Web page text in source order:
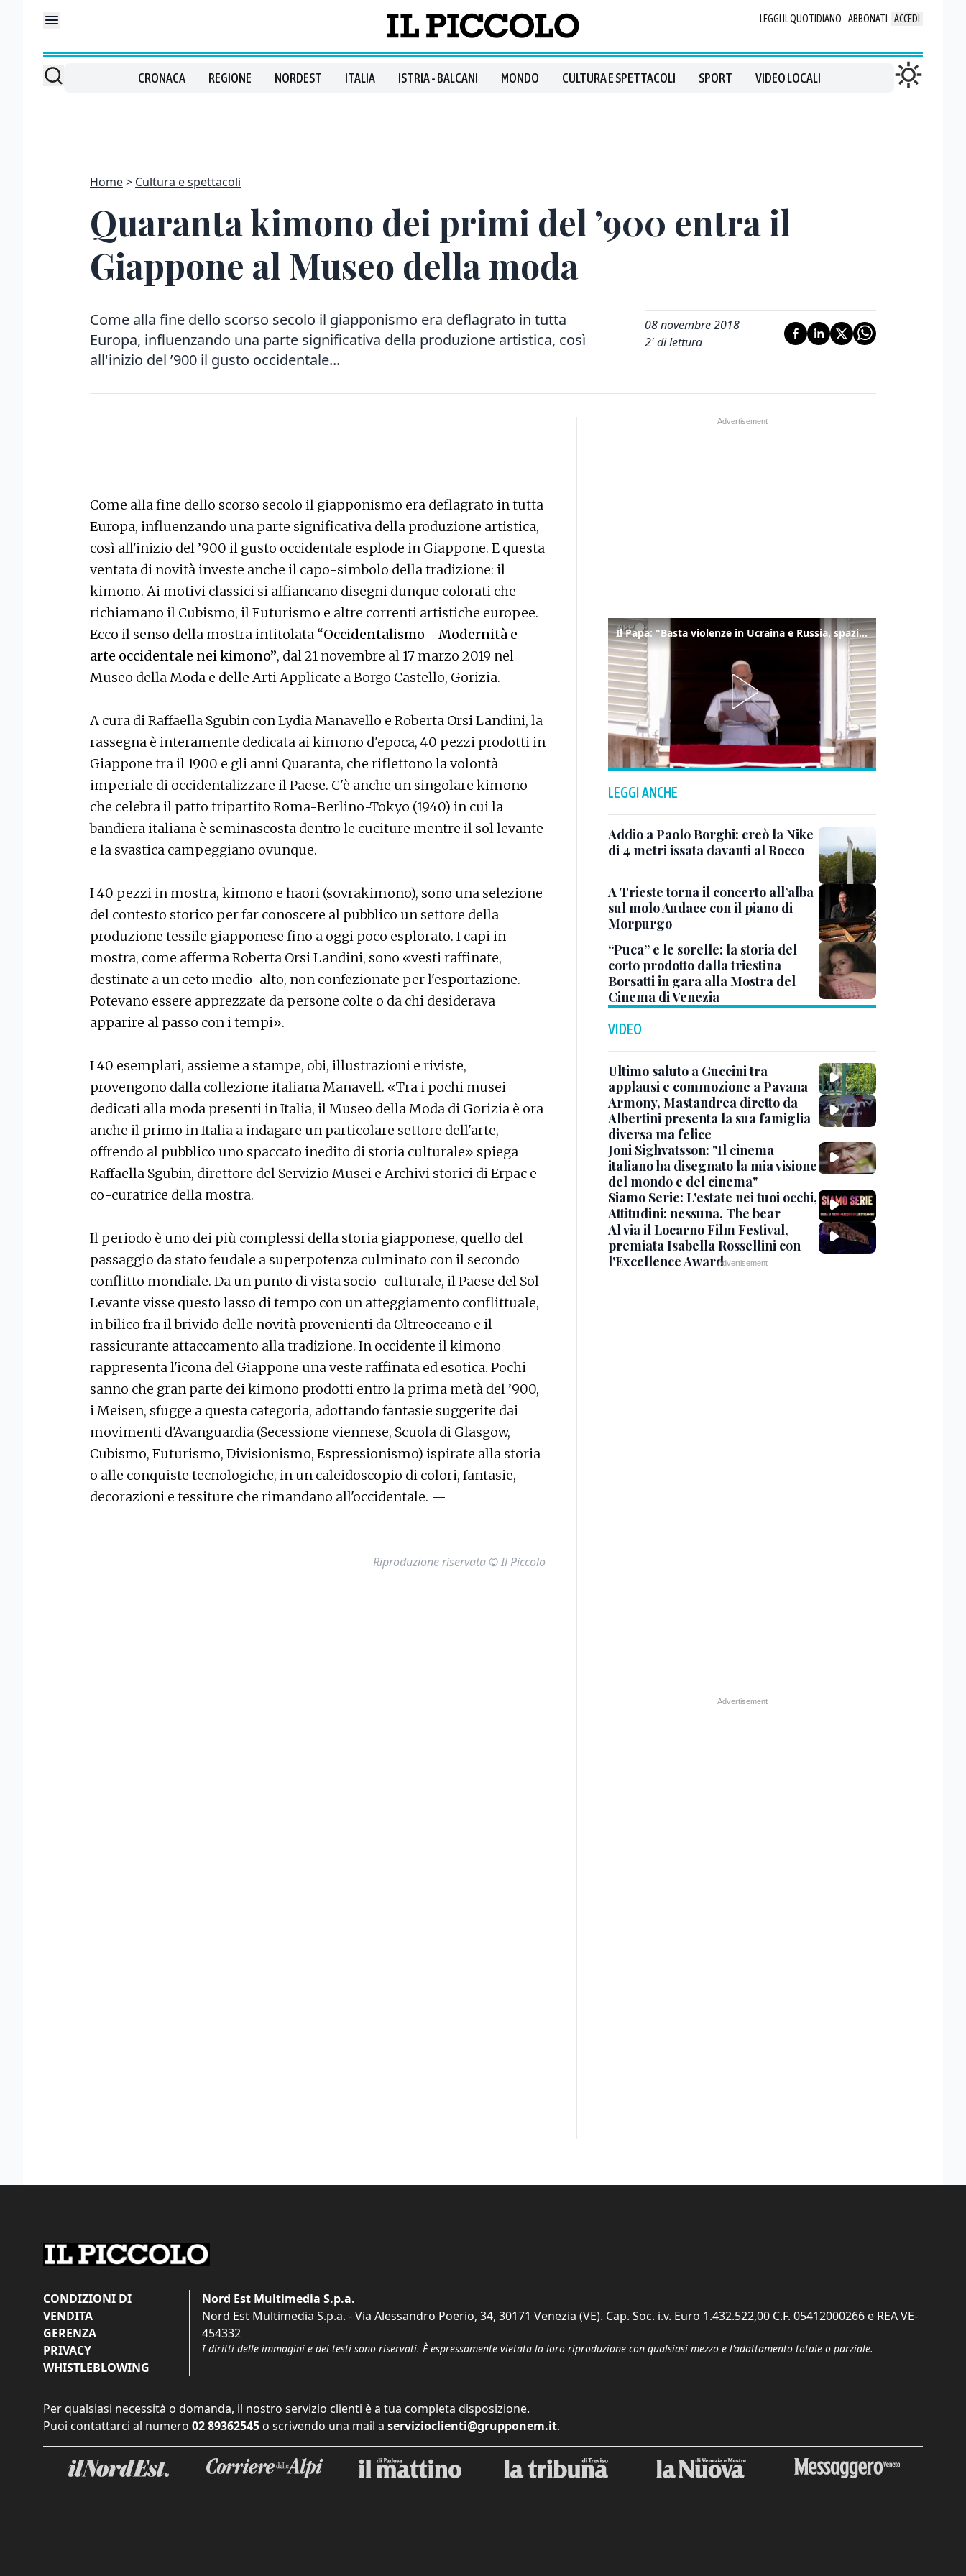
LEGGI IL QUOTIDIANO ABBONATI ACCEDI
CRONACA REGIONE NORDEST ITALIA ISTRIA - BALCANI MONDO CULTURA E SPETTACOLI SPORT VIDEO LOCALI
Home Cultura e spettacoli
Quaranta kimono dei primi del ’900 entra il
Giappone al Museo della moda
Come alla fine dello scorso secolo il giapponismo era deflagrato in tutta
Europa, influenzando una parte significativa della produzione artistica, così
all'inizio del ’900 il gusto occidentale...
08 novembre 2018
2' di lettura
Come alla fine dello scorso secolo il giapponismo era deflagrato in tutta
Europa, influenzando una parte significativa della produzione artistica,
così all'inizio del ’900 il gusto occidentale esplode in Giappone. E questa
ventata di novità investe anche il capo-simbolo della tradizione: il
kimono. Ai motivi classici si affiancano disegni dunque colorati che
richiamano il Cubismo, il Futurismo e altre correnti artistiche europee.
Ecco il senso della mostra intitolata “Occidentalismo - Modernità e
arte occidentale nei kimono”, dal 21 novembre al 17 marzo 2019 nel
Museo della Moda e delle Arti Applicate a Borgo Castello, Gorizia.
A cura di Raffaella Sgubin con Lydia Manavello e Roberta Orsi Landini, la
rassegna è interamente dedicata ai kimono d'epoca, 40 pezzi prodotti in
Giappone tra il 1900 e gli anni Quaranta, che riflettono la volontà
imperiale di occidentalizzare il Paese. C'è anche un singolare kimono
che celebra il patto tripartito Roma-Berlino-Tokyo (1940) in cui la
bandiera italiana è seminascosta dentro le cuciture mentre il sol levante
e la svastica campeggiano ovunque.
I 40 pezzi in mostra, kimono e haori (sovrakimono), sono una selezione
del contesto storico per far conoscere al pubblico un settore della
produzione tessile giapponese fino a oggi poco esplorato. I capi in
mostra, come afferma Roberta Orsi Landini, sono «vesti raffinate,
destinate a un ceto medio-alto, non confezionate per l'esportazione.
Potevano essere apprezzate da persone colte o da chi desiderava
apparire al passo con i tempi».
I 40 esemplari, assieme a stampe, obi, illustrazioni e riviste,
provengono dalla collezione italiana Manavell. «Tra i pochi musei
dedicati alla moda presenti in Italia, il Museo della Moda di Gorizia è ora
anche il primo in Italia a indagare un particolare settore dell'arte,
offrendo al pubblico uno spaccato inedito di storia culturale» spiega
Raffaella Sgubin, direttore del Servizio Musei e Archivi storici di Erpac e
co-curatrice della mostra.
Il periodo è uno dei più complessi della storia giapponese, quello del
passaggio da stato feudale a superpotenza culminato con il secondo
conflitto mondiale. Da un punto di vista socio-culturale, il Paese del Sol
Levante visse questo lasso di tempo con un atteggiamento conflittuale,
in bilico fra il brivido delle novità provenienti da Oltreoceano e il
rassicurante attaccamento alla tradizione. In occidente il kimono
rappresenta l'icona del Giappone una veste raffinata ed esotica. Pochi
sanno che gran parte dei kimono prodotti entro la prima metà del ’900,
i Meisen, sfugge a questa categoria, adottando fantasie suggerite dai
movimenti d'Avanguardia (Secessione viennese, Scuola di Glasgow,
Cubismo, Futurismo, Divisionismo, Espressionismo) ispirate alla storia
o alle conquiste tecnologiche, in un caleidoscopio di colori, fantasie,
decorazioni e tessiture che rimandano all'occidentale. —
Riproduzione riservata © Il Piccolo
Il Papa: "Basta violenze in Ucraina e Russia, spazio a diplomazia"
LEGGI ANCHE
Addio a Paolo Borghi: creò la Nike
di 4 metri issata davanti al Rocco
A Trieste torna il concerto all’alba
sul molo Audace con il piano di
Morpurgo
“Puca” e le sorelle: la storia del
corto prodotto dalla triestina
Borsatti in gara alla Mostra del
Cinema di Venezia
VIDEO
Ultimo saluto a Guccini tra
applausi e commozione a Pavana
Armony, Mastandrea diretto da
Albertini presenta la sua famiglia
diversa ma felice
Joni Sighvatsson: "Il cinema
italiano ha disegnato la mia visione
del mondo e del cinema"
Siamo Serie: L'estate nei tuoi occhi,
Attitudini: nessuna, The bear
Al via il Locarno Film Festival,
premiata Isabella Rossellini con
l'Excellence Award
CONDIZIONI DI
VENDITA
GERENZA
PRIVACY
WHISTLEBLOWING
Nord Est Multimedia S.p.a.
Nord Est Multimedia S.p.a. - Via Alessandro Poerio, 34, 30171 Venezia (VE). Cap. Soc. i.v. Euro 1.432.522,00 C.F. 05412000266 e REA VE-
454332
I diritti delle immagini e dei testi sono riservati. È espressamente vietata la loro riproduzione con qualsiasi mezzo e l'adattamento totale o parziale.
Per qualsiasi necessità o domanda, il nostro servizio clienti è a tua completa disposizione.
Puoi contattarci al numero 02 89362545 o scrivendo una mail a servizioclienti@grupponem.it.